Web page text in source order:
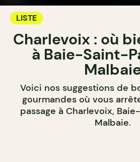
LISTE
Charlevoix : où
à Baie-Saint-
Voici nos suggestions de
gourmandes où vous
passage à Charlevoix,
Malbaie.